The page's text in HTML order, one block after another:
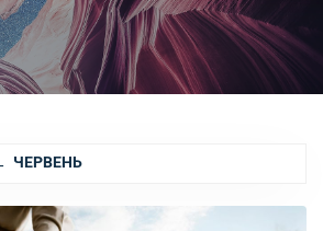
ЧЕРВЕНЬ